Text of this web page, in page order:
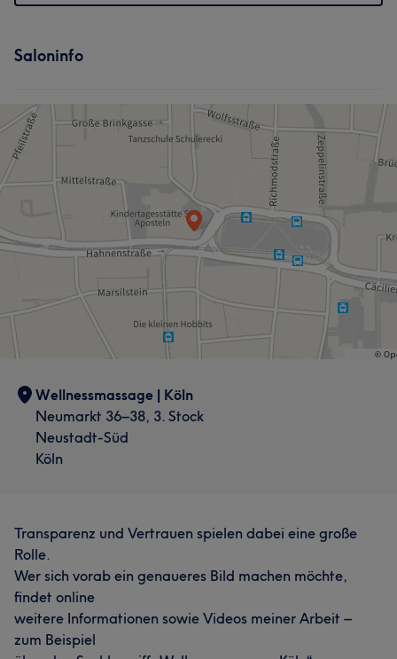
Kompetent
Talentiert 6
Saloninfo
Wellnessmassage | Köln
Neumarkt 36–38, 3. Stock
Neustadt-Süd
Köln
Transparenz und Vertrauen spielen dabei eine große
Rolle.
Wer sich vorab ein genaueres Bild machen möchte,
findet online
weitere Informationen sowie Videos meiner Arbeit –
zum Beispiel